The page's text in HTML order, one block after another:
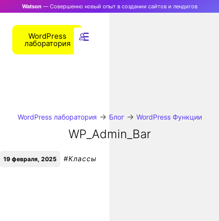
Watson— Совершенно новый опыт в создании сайтов и лендигов
WordPress
лаборатория
WordPress лаборатория → Блог→ WordPress Функции
WP_Admin_Bar
19 февраля, 2025 #Классы